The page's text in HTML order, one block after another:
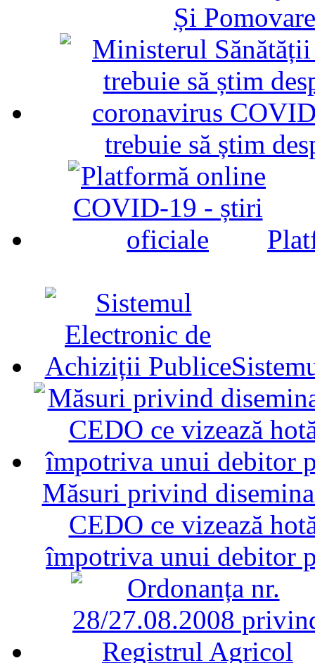
Și
trebuie să știm
Măsuri privind
CEDO ce vizează
împotriva unui debitor